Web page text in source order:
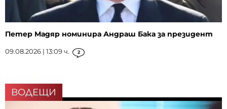
Петер Мадяр номинира Андраш Бака за президент
09.08.2026 | 13:09 ч. 2
ВОДЕЩИ